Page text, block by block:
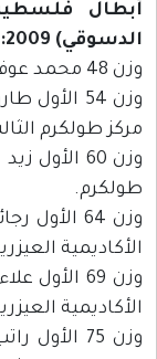
أبطال
الدسوقي) 2009:
وزن 48 محمد عوفي مركز طولكرم.
وزن 54
مركز طولكرم
وزن 60
طولكرم.
وزن 64
الأكاديمية
وزن 69
الأكاديمية
وزن 75